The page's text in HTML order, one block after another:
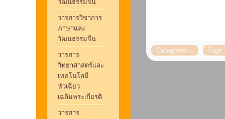
วัฒนธรรมจีน
วารสารวิชาการ
ภาษาและ
วัฒนธรรมจีน
วารสาร
วิทยาศาสตร์และ
เทคโนโลยี
หัวเฉียว
เฉลิมพระเกียรติ
วารสาร